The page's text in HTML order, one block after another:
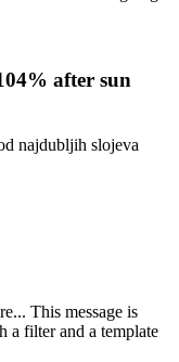
after sun
najdubljih slojeva
This message is
a filter and a template